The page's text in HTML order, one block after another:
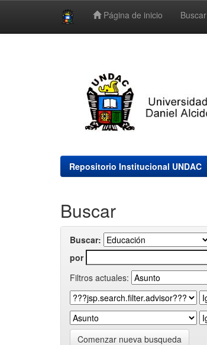
Página de inicio Buscar
Repositorio Institucional UNDAC
Buscar
Buscar:
por
Filtros actuales:
Comenzar nueva busqueda